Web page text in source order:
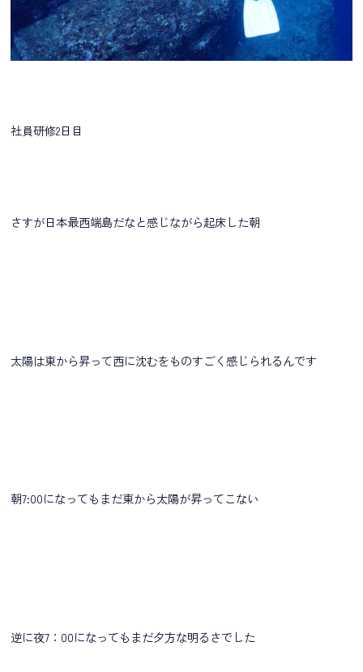
社員研修2日目
さすが日本最西端島だなと感じながら起床した朝
太陽は東から昇って西に沈むをものすごく感じられるんです
朝7:00になってもまだ東から太陽が昇ってこない
逆に夜7：00になってもまだ夕方な明るさでした